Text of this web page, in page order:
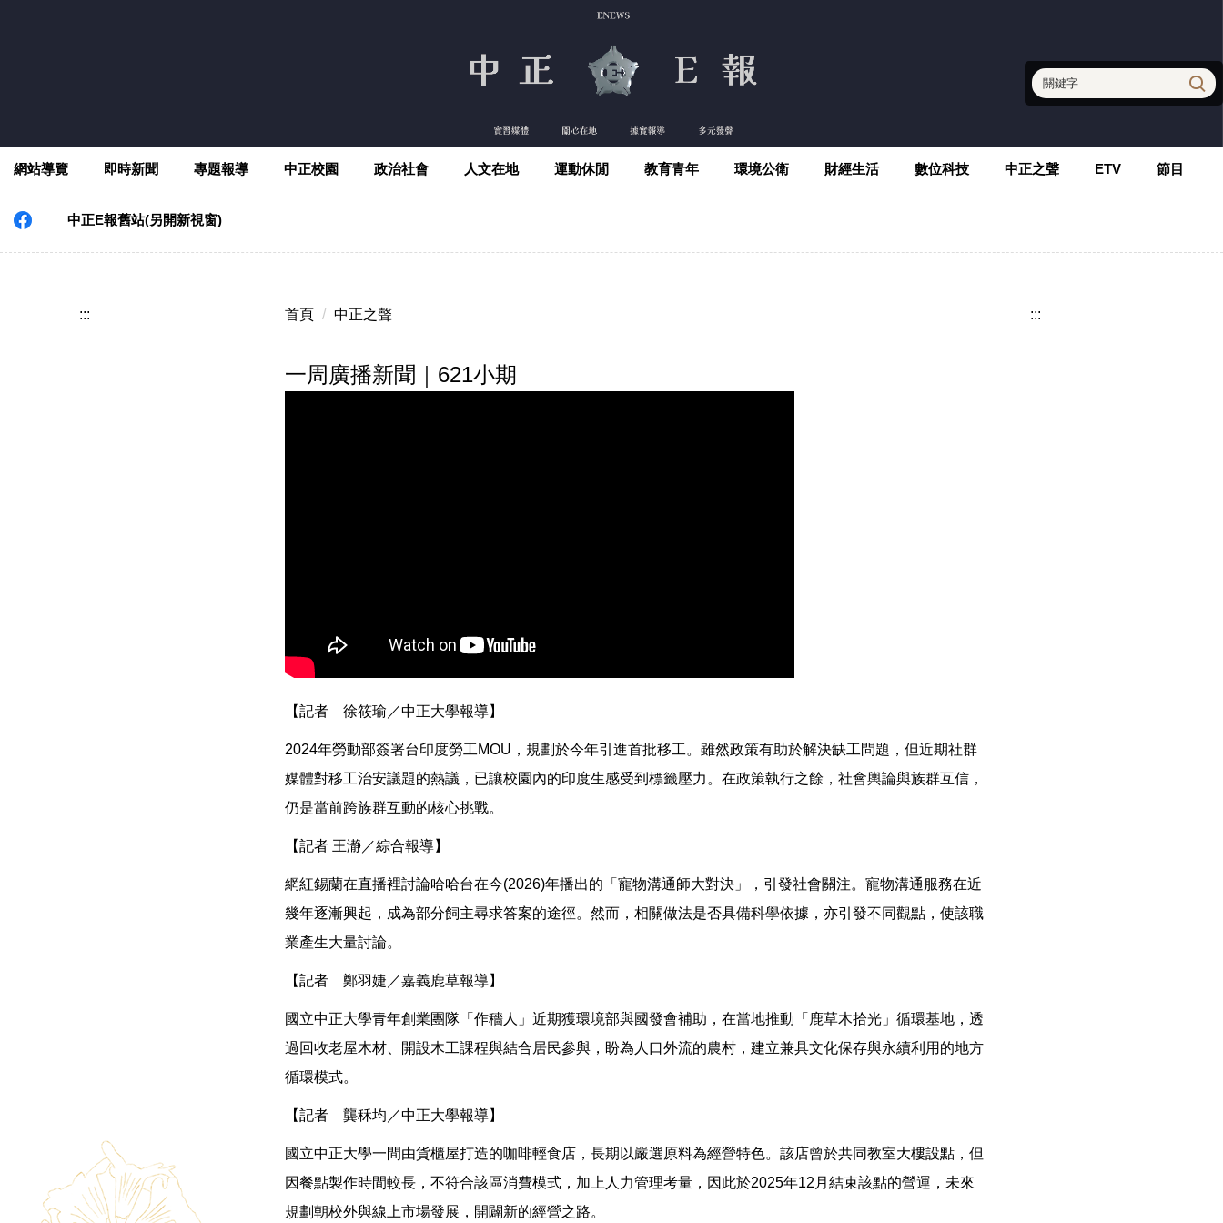
區
網站導覽
即時新聞 專題報導 中正校園 政治社會 人文在地 運動休閒 教育青年 環境公衛 財經生活 數位科技 中正之聲 ETV 節目
中正E報舊站(另開新視窗)
::: 首頁 中正之聲
一周廣播新聞｜621小期
【記者 徐筱瑜／中正大學報導】
2024年勞動部簽署台印度勞工MOU，規劃於今年引進首批移工。雖然政策有助於解決缺工問題，但近期社群
媒體對移工治安議題的熱議，已讓校園內的印度生感受到標籤壓力。在政策執行之餘，社會輿論與族群互信，
仍是當前跨族群互動的核心挑戰。
【記者 王瀞／綜合報導】
網紅錫蘭在直播裡討論哈哈台在今(2026)年播出的「寵物溝通師大對決」，引發社會關注。寵物溝通服務在近
幾年逐漸興起，成為部分飼主尋求答案的途徑。然而，相關做法是否具備科學依據，亦引發不同觀點，使該職
業產生大量討論。
【記者 鄭羽婕／嘉義鹿草報導】
國立中正大學青年創業團隊「作穡人」近期獲環境部與國發會補助，在當地推動「鹿草木拾光」循環基地，透
過回收老屋木材、開設木工課程與結合居民參與，盼為人口外流的農村，建立兼具文化保存與永續利用的地方
循環模式。
【記者 龔秝均／中正大學報導】
國立中正大學一間由貨櫃屋打造的咖啡輕食店，長期以嚴選原料為經營特色。該店曾於共同教室大樓設點，但
因餐點製作時間較長，不符合該區消費模式，加上人力管理考量，因此於2025年12月結束該點的營運，未來
規劃朝校外與線上市場發展，開闢新的經營之路。
:::